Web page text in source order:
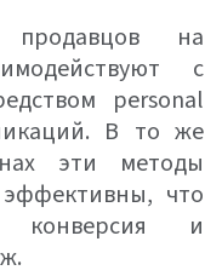
на
с
personal
В то же
эти методы
что
конверсия и